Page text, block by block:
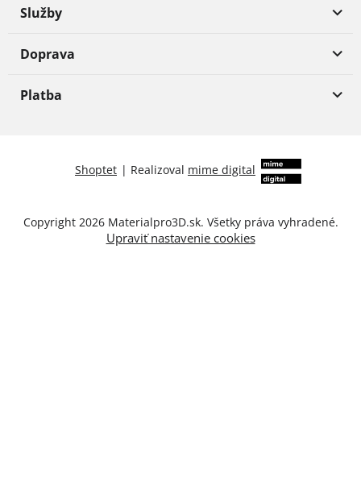
Služby
Doprava
Platba
Shoptet | Realizoval mime digital
Copyright 2026 Materialpro3D.sk. Všetky práva vyhradené.
Upraviť nastavenie cookies